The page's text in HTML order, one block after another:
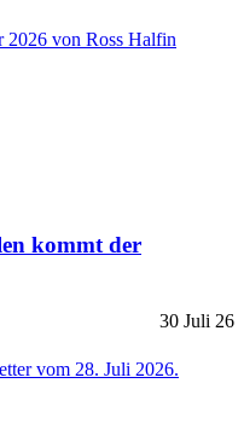
kommt der
30 Juli 26